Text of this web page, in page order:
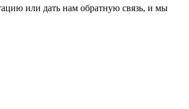
или дать нам обратную связь, и мы